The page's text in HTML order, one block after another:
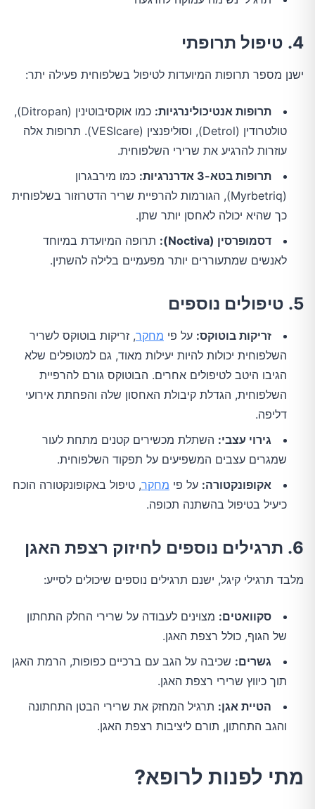
4. טיפול תרופתי
ישנן מספר תרופות המיועדות לטיפול בשלפוחית פעילה יתר:
תרופות אנטיכולינרגיות:
כמו אוקסיבוטינין (Ditropan),
טולטרודין (Detrol), וסוליפנצין (VESIcare). תרופות אלה
עוזרות להרגיע את שרירי השלפוחית.
תרופות בטא-3 אדרנרגיות:
כמו מירבגרון
(Myrbetriq), הגורמות להרפיית שריר הדטרוזור בשלפוחית
כך שהיא יכולה לאחסן יותר שתן.
דסמופרסין (Noctiva):
תרופה המיועדת במיוחד
לאנשים שמתעוררים יותר מפעמיים בלילה להשתין.
5. טיפולים נוספים
זריקות בוטוקס: על פי מחקר, זריקות בוטוקס לשריר
השלפוחית יכולות להיות יעילות מאוד, גם למטופלים שלא
הגיבו היטב לטיפולים אחרים. הבוטוקס גורם להרפיית
השלפוחית, הגדלת קיבולת האחסון שלה והפחתת אירועי
דליפה.
גירוי עצבי: השתלת מכשירים קטנים מתחת לעור
שמגרים עצבים המשפיעים על תפקוד השלפוחית.
אקופונקטורה: על פי מחקר, טיפול באקופונקטורה הוכח
כיעיל בטיפול בהשתנה תכופה.
6. תרגילים נוספים לחיזוק רצפת האגן
מלבד תרגילי קיגל, ישנם תרגילים נוספים שיכולים לסייע:
סקוואטים: מצוינים לעבודה על שרירי החלק התחתון
של הגוף, כולל רצפת האגן.
גשרים: שכיבה על הגב עם ברכיים כפופות, הרמת האגן
תוך כיווץ שרירי רצפת האגן.
הטיית אגן: תרגיל המחזק את שרירי הבטן התחתונה
והגב התחתון, תורם ליציבות רצפת האגן.
מתי לפנות לרופא?